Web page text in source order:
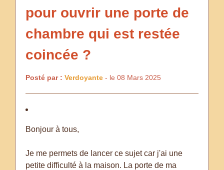
pour ouvrir une porte de
chambre qui est restée
coincée ?
Posté par : Verdoyante - le 08 Mars 2025
Bonjour à tous,
Je me permets de lancer ce sujet car j'ai une
petite difficulté à la maison. La porte de ma